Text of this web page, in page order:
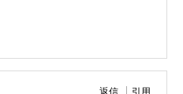
返信 引用